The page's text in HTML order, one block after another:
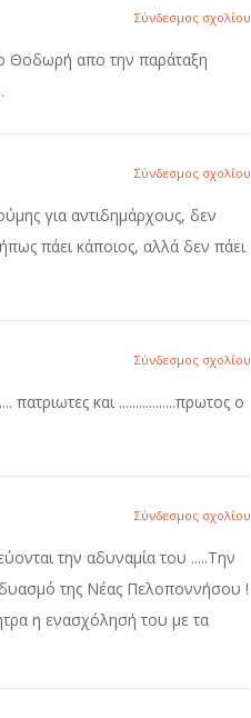
Σύνδεσμος σχολίου
Θοδωρή απο την παράταξη
Σύνδεσμος σχολίου
για αντιδημάρχους, δεν
πάει κάποιος, αλλά δεν πάει
Σύνδεσμος σχολίου
και .................πρωτος ο
Σύνδεσμος σχολίου
την αδυναμία του .....Την
της Νέας Πελοποννήσου !
η ενασχόλησή του με τα